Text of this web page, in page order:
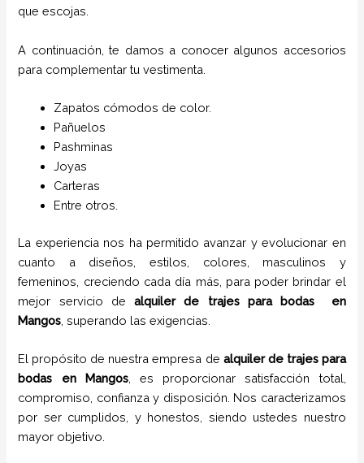
que escojas.
A continuación, te damos a conocer algunos accesorios
para complementar tu vestimenta.
Zapatos cómodos de color.
Pañuelos
Pashminas
Joyas
Carteras
Entre otros.
La experiencia nos ha permitido avanzar y evolucionar en
cuanto a diseños, estilos, colores, masculinos y
femeninos, creciendo cada día más, para poder brindar el
mejor servicio dealquiler de trajes para bodas en
Mangos , superando las exigencias.
El propósito de nuestra empresa de alquiler de trajes para
bodas
en Mangos, es proporcionar satisfacción total,
compromiso, confianza y disposición. Nos caracterizamos
por ser cumplidos, y honestos, siendo ustedes nuestro
mayor objetivo.